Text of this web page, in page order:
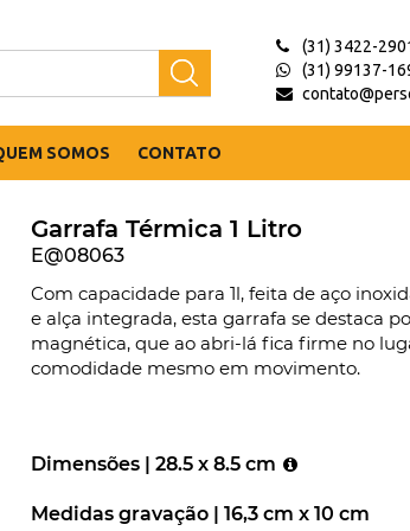
(31) 3422-
(31) 99137-
SOMOS CONTATO
Garrafa Térmica 1 Litro
E@08063
Com capacidade para 1l, feita de aço
e alça integrada, esta garrafa se destaca
magnética, que ao abri-lá fica firme no
comodidade mesmo em movimento.
Dimensões | 28.5 x 8.5 cm
Medidas gravação | 16,3 cm x 10 cm